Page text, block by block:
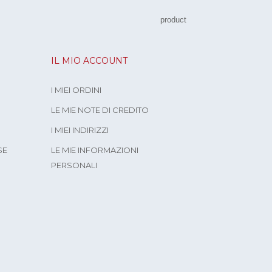
IL MIO ACCOUNT
I MIEI ORDINI
LE MIE NOTE DI CREDITO
I MIEI INDIRIZZI
LE MIE INFORMAZIONI
PERSONALI
product